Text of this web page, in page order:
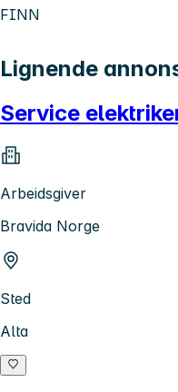
FINN
Lignende
Service
Arbeidsgiver
Bravida Norge
Sted
Alta